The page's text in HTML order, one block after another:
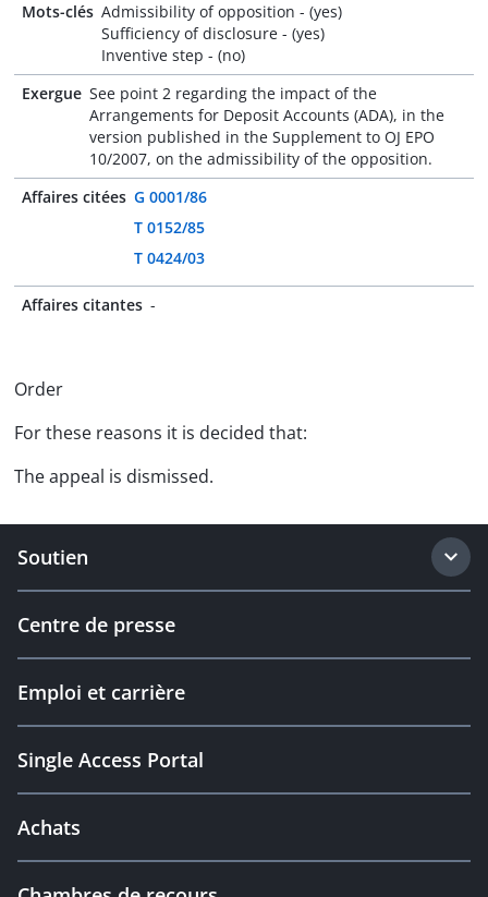
Mots-clés Admissibility of opposition - (yes)
Sufficiency of disclosure - (yes)
Inventive step - (no)
Exergue See point 2 regarding the impact of the
Arrangements for Deposit Accounts (ADA), in the
version published in the Supplement to OJ EPO
10/2007, on the admissibility of the opposition.
Affaires citées G 0001/86
T 0152/85
T 0424/03
Affaires citantes -
Order
For these reasons it is decided that:
The appeal is dismissed.
Soutien
Centre de presse
Emploi et carrière
Single Access Portal
Achats